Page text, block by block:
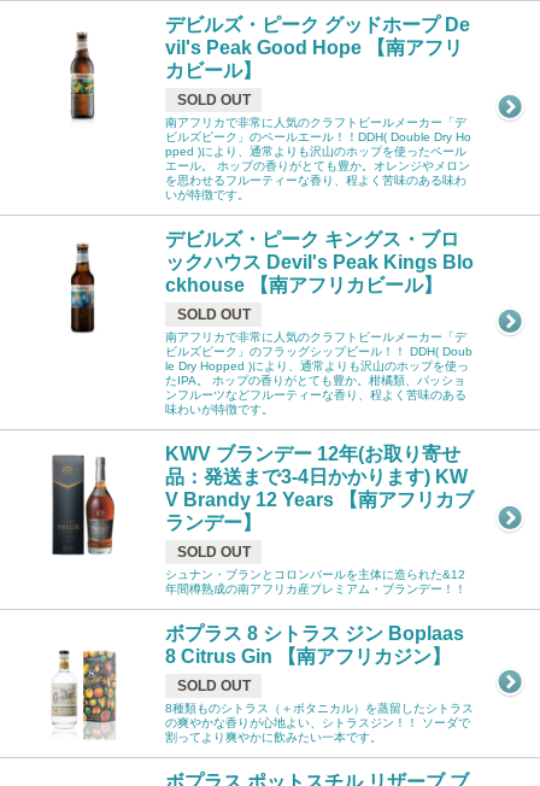
デビルズ・ピーク グッドホープ De
vil's Peak Good Hope 【南アフリ
カビール】
SOLD OUT
南アフリカで非常に人気のクラフトビールメーカー「デ
ビルズピーク」のペールエール！！DDH( Double Dry Ho
pped )により、通常よりも沢山のホップを使ったペール
エール。 ホップの香りがとても豊か。オレンジやメロン
を思わせるフルーティーな香り、程よく苦味のある味わ
いが特徴です。
デビルズ・ピーク キングス・ブロ
ックハウス Devil's Peak Kings Blo
ckhouse 【南アフリカビール】
SOLD OUT
南アフリカで非常に人気のクラフトビールメーカー「デ
ビルズピーク」のフラッグシップビール！！ DDH( Doub
le Dry Hopped )により、通常よりも沢山のホップを使っ
たIPA。 ホップの香りがとても豊か。柑橘類、パッショ
ンフルーツなどフルーティーな香り、程よく苦味のある
味わいが特徴です。
KWV ブランデー 12年(お取り寄せ
品：発送まで3-4日かかります) KW
V Brandy 12 Years 【南アフリカブ
ランデー】
SOLD OUT
シュナン・ブランとコロンバールを主体に造られた&12
年間樽熟成の南アフリカ産プレミアム・ブランデー！！
ボプラス 8 シトラス ジン Boplaas
8 Citrus Gin 【南アフリカジン】
SOLD OUT
8種類ものシトラス（＋ボタニカル）を蒸留したシトラス
の爽やかな香りが心地よい、シトラスジン！！ ソーダで
割ってより爽やかに飲みたい一本です。
ボプラス ポットスチル リザーブ ブ